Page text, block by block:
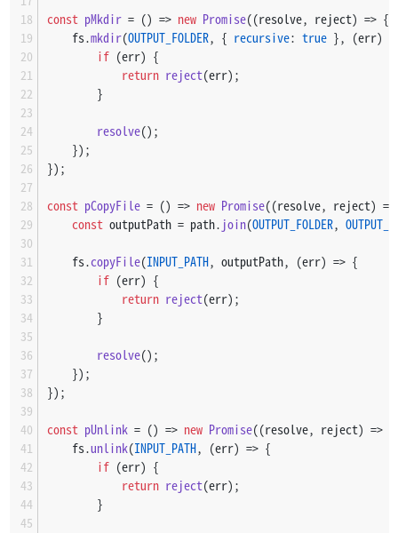
const pMkdir = () => new Promise((resolve, reject) => {
    fs.
mkdir(OUTPUT_FOLDER, { recursive: true }, (err)
if (err) {
return reject(err);
        }
resolve();
    });
});
const pCopyFile = () => new Promise((resolve, reject) =>
const outputPath = path. join(OUTPUT_FOLDER,
    fs.
copyFile(INPUT_PATH, outputPath, (err) => {
if (err) {
return reject(err);
        }
resolve();
    });
});
const pUnlink = () => new Promise((resolve, reject) => {
    fs.
unlink(INPUT_PATH, (err) => {
if (err) {
return reject(err);
        }